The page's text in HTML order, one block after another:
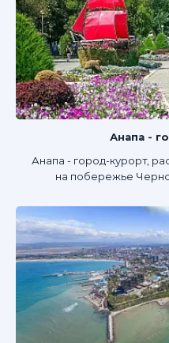
Анапа -
Анапа - город-курорт,
на побережье